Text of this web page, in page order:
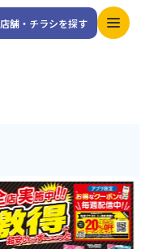
店舗・チラシを探す